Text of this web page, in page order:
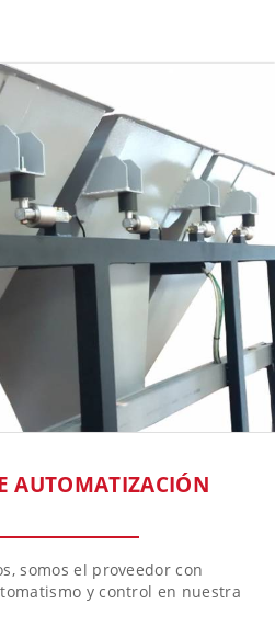
AUTOMATIZACIÓN
somos el proveedor con
y control en nuestra